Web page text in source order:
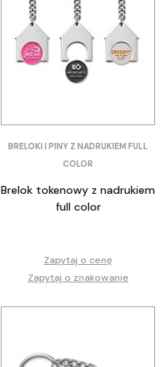
BRELOKI I PINY Z NADRUKIEM FULL
COLOR
Brelok tokenowy z nadrukiem
full color
Zapytaj o cenę
Zapytaj o znakowanie